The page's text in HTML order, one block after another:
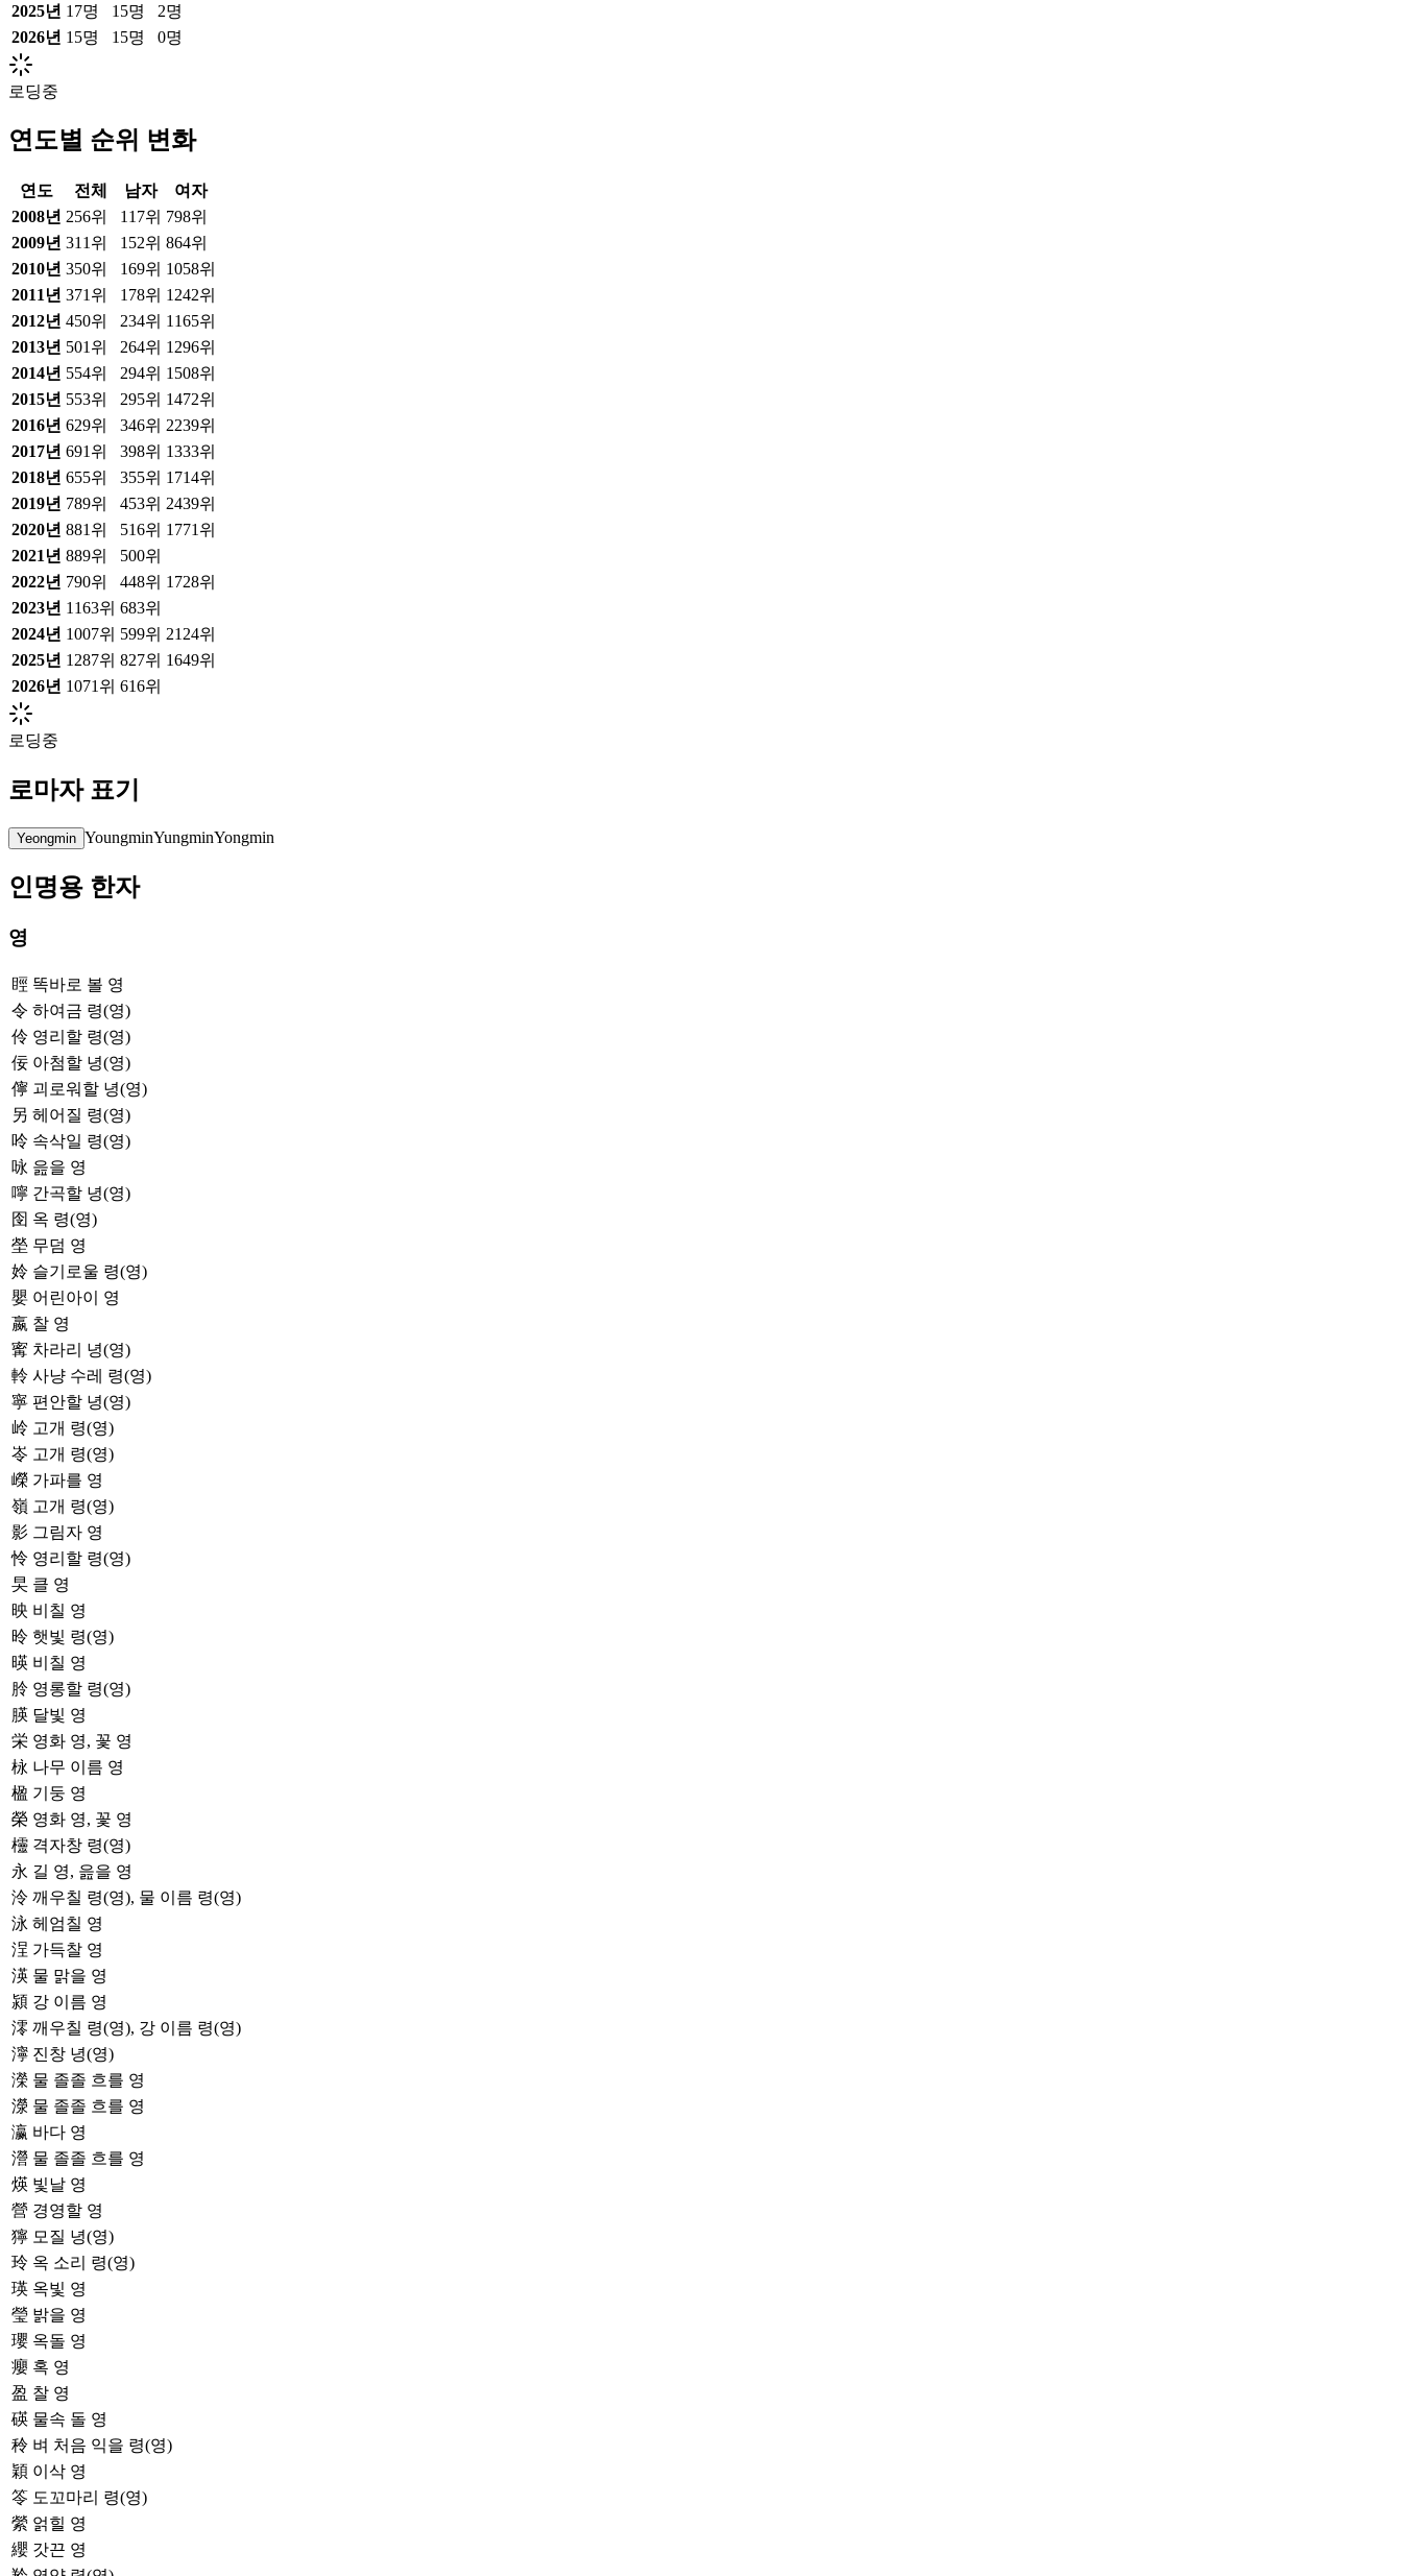
2025년 17명 15명 2명
2026년 15명 15명 0명
로딩중
연도별 순위 변화
연도 전체 남자
여자
2008년 256위 117위 798위
2009년 311위 152위 864위
2010년 350위 169위 1058위
2011 년 371위 178위 1242위
2012년 450위 234위 1165위
2013년 501위 264위 1296위
2014년 554위 294위 1508위
2015년 553위 295위 1472위
2016년 629위 346위 2239위
2017년 691위 398위 1333위
2018년 655위 355위 1714위
2019년 789위 453위 2439위
2020년 881위 516위 1771위
2021 년 889위
500위
2022년 790위 448위 1728위
2023년 1163위 683위
2024년 1007위 599위 2124위
2025년 1287위 827위 1649위
2026년 1071위 616위
로딩중
로마자 표기
Yeongmin YoungminYungminYongmin
인명용 한자
영
䀴 똑바로 볼 영
令 하여금 령(영)
伶 영리할 령(영)
佞 아첨할 녕(영)
儜 괴로워할 녕(영)
另 헤어질 령(영)
呤 속삭일 령(영)
咏 읊을 영
嚀 간곡할 녕(영)
囹 옥 령(영)
塋 무덤 영
姈 슬기로울 령(영)
嬰 어린아이 영
嬴 찰 영
寗 차라리 녕(영)
軨 사냥 수레 령(영)
寧 편안할 녕(영)
岭 고개 령(영)
岺 고개 령(영)
嶸 가파를 영
嶺 고개 령(영)
影 그림자 영
怜 영리할 령(영)
旲 클 영
映 비칠 영
昤 햇빛 령(영)
暎 비칠 영
朎 영롱할 령(영)
朠 달빛 영
栄 영화 영, 꽃 영
栐 나무 이름 영
楹 기둥 영
榮 영화 영, 꽃 영
欞 격자창 령(영)
永 길 영, 읊을 영
泠 깨우칠 령(영), 물 이름 령(영)
泳 헤엄칠 영
浧 가득찰 영
渶 물 맑을 영
潁 강 이름 영
澪 깨우칠 령(영), 강 이름 령(영)
濘 진창 녕(영)
濚 물 졸졸 흐를 영
濴 물 졸졸 흐를 영
瀛 바다 영
瀯 물 졸졸 흐를 영
煐 빛날 영
營 경영할 영
獰 모질 녕(영)
玲 옥 소리 령(영)
瑛 옥빛 영
瑩 밝을 영
瓔 옥돌 영
癭 혹 영
盈 찰 영
碤 물속 돌 영
秢 벼 처음 익을 령(영)
穎 이삭 영
笭 도꼬마리 령(영)
縈 얽힐 영
纓 갓끈 영